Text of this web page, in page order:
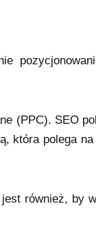
(PPC). SEO
która polega na
również, by